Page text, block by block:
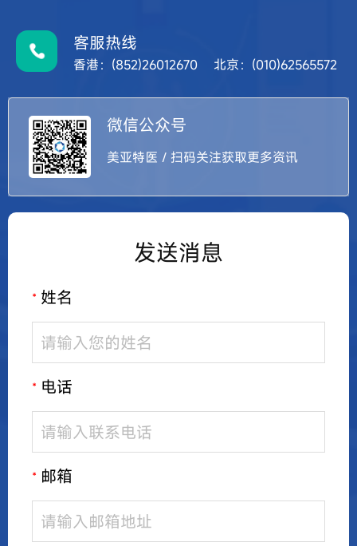
客服热线
香港：(852)26012670 北京：(010)62565572
微信公众号
美亚特医 / 扫码关注获取更多资讯
发送消息
* 姓名
* 电话
* 邮箱